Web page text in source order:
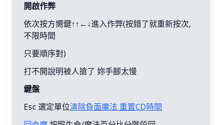
開啟作弊
依次按方嚮鍵↑↑←↓進入作弊(按錯了就重新按次,
不限時間
只要順序對)
打不開說明被人搶了 妳手腳太慢
鍵盤
Esc 選定單位清除負面魔法 重置CD時間